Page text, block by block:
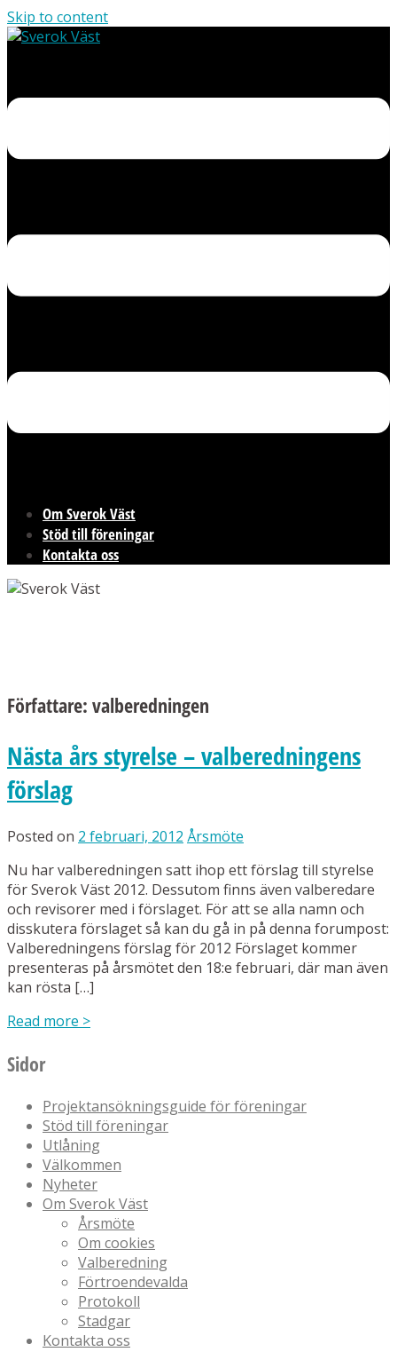
Skip to content
Om Sverok Väst
Stöd till föreningar
Kontakta oss
Författare: valberedningen
Nästa års styrelse – valberedningens
förslag
Posted on 2 februari, 2012 Årsmöte
Nu har valberedningen satt ihop ett förslag till styrelse
för Sverok Väst 2012. Dessutom finns även valberedare
och revisorer med i förslaget. För att se alla namn och
disskutera förslaget så kan du gå in på denna forumpost:
Valberedningens förslag för 2012 Förslaget kommer
presenteras på årsmötet den 18:e februari, där man även
kan rösta […]
Read more >
Sidor
Projektansökningsguide för föreningar
Stöd till föreningar
Utlåning
Välkommen
Nyheter
Om Sverok Väst
Årsmöte
Om cookies
Valberedning
Förtroendevalda
Protokoll
Stadgar
Kontakta oss